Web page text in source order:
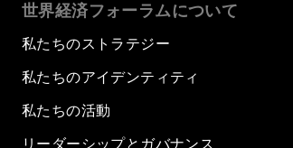
世界経済フォーラムについて
私たちのストラテジー
私たちのアイデンティティ
私たちの活動
リーダーシップとガバナンス